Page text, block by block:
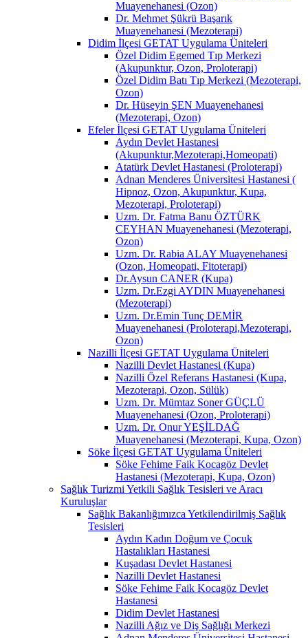
Muayenehanesi (Ozon)
Dr. Mehmet Şükrü Başarık
Muayenehanesi (Mezoterapi)
Didim İlçesi GETAT Uygulama Üniteleri
Özel Didim Egemed Tıp Merkezi
(Akupunktur, Ozon, Proloterapi)
Özel Didim Batı Tıp Merkezi (Mezoterapi,
Ozon)
Dr. Hüseyin ŞEN Muayenehanesi
(Mezoterapi, Ozon)
Efeler İlçesi GETAT Uygulama Üniteleri
Aydın Devlet Hastanesi
(Akupunktur,Mezoterapi,Homeopati)
Atatürk Devlet Hastanesi (Proloterapi)
Adnan Menderes Üniversitesi Hastanesi (
Hipnoz, Ozon, Akupunktur, Kupa,
Mezoterapi, Proloterapi)
Uzm. Dr. Fatma Banu ÖZTÜRK
CEYHAN Muayenehanesi (Mezoterapi,
Ozon)
Uzm. Dr. Rabia ALAY Muayenehanesi
(Ozon, Homeopati, Fitoterapi)
Dr.Aysun CANER (Kupa)
Uzm. Dr.Ezgi AYDIN Muayenehanesi
(Mezoterapi)
Uzm. Dr.Emin Tunç DEMİR
Muayenehanesi (Proloterapi,Mezoterapi,
Ozon)
Nazilli İlçesi GETAT Uygulama Üniteleri
Nazilli Devlet Hastanesi (Kupa)
Nazilli Özel Referans Hastanesi (Kupa,
Mezoterapi, Ozon, Sülük)
Uzm. Dr. Mümtaz Soner GÜÇLÜ
Muayenehanesi (Ozon, Proloterapi)
Uzm. Dr. Onur YEŞİLDAĞ
Muayenehanesi (Mezoterapi, Kupa, Ozon)
Söke İlçesi GETAT Uygulama Üniteleri
Söke Fehime Faik Kocagöz Devlet
Hastanesi (Mezoterapi, Kupa, Ozon)
Sağlık Turizmi Yetkili Sağlık Tesisleri ve Aracı
Kuruluşlar
Sağlık Bakanlığımızca Yetkilendirilmiş Sağlık
Tesisleri
Aydın Kadın Doğum ve Çocuk
Hastalıkları Hastanesi
Kuşadası Devlet Hastanesi
Nazilli Devlet Hastanesi
Söke Fehime Faik Kocagöz Devlet
Hastanesi
Didim Devlet Hastanesi
Nazilli Ağız ve Diş Sağlığı Merkezi